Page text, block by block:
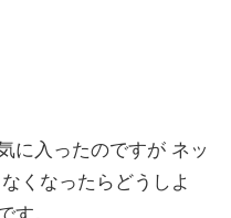
に入ったのですが ネッ
くなったらどうしよ
す。